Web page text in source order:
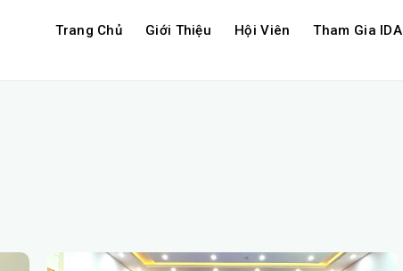
Trang Chủ Giới Thiệu Hội Viên Tham Gia IDA